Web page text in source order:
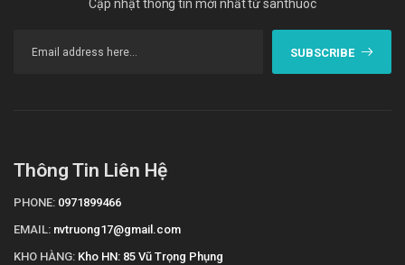
Cập nhật thông tin mới nhất từ santhuoc
SUBSCRIBE
Thông Tin Liên Hệ
PHONE: 0971899466
EMAIL: nvtruong17@gmail.com
KHO HÀNG: Kho HN: 85 Vũ Trọng Phụng